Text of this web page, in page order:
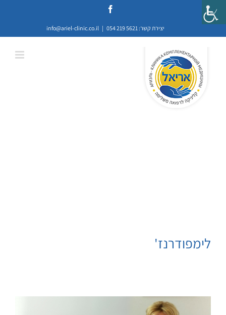
לתוכן
יצירת קשר: 5621 219 054 |
info@ariel-clinic.co.il
לימפודרנז'